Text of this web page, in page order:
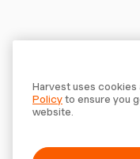
Harvest uses
Policyto ensure you
website.